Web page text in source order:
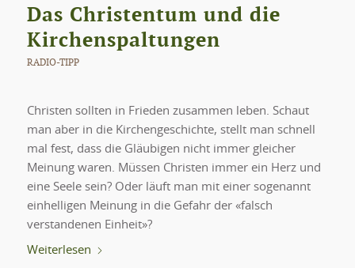
Das Christentum und die
Kirchenspaltungen
RADIO-TIPP
Christen sollten in Frieden zusammen leben. Schaut
man aber in die Kirchengeschichte, stellt man schnell
mal fest, dass die Gläubigen nicht immer gleicher
Meinung waren. Müssen Christen immer ein Herz und
eine Seele sein? Oder läuft man mit einer sogenannt
einhelligen Meinung in die Gefahr der «falsch
verstandenen Einheit»?
Weiterlesen